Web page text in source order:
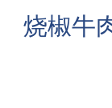
烧椒牛